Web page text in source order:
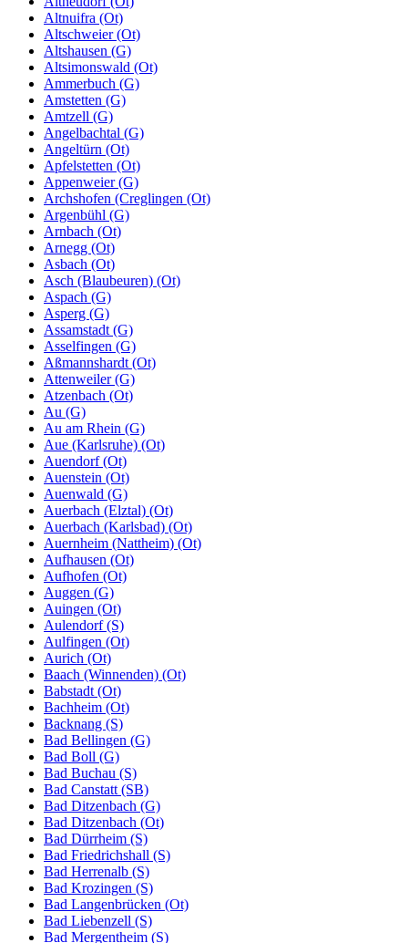
Altnuifra (Ot)
Altschweier (Ot)
Altshausen (G)
Altsimonswald (Ot)
Ammerbuch (G)
Amstetten (G)
Amtzell (G)
Angelbachtal (G)
Angeltürn (Ot)
Apfelstetten (Ot)
Appenweier (G)
Archshofen (Creglingen (Ot)
Argenbühl (G)
Arnbach (Ot)
Arnegg (Ot)
Asbach (Ot)
Asch (Blaubeuren) (Ot)
Aspach (G)
Asperg (G)
Assamstadt (G)
Asselfingen (G)
Aßmannshardt (Ot)
Attenweiler (G)
Atzenbach (Ot)
Au (G)
Au am Rhein (G)
Aue (Karlsruhe) (Ot)
Auendorf (Ot)
Auenstein (Ot)
Auenwald (G)
Auerbach (Elztal) (Ot)
Auerbach (Karlsbad) (Ot)
Auernheim (Nattheim) (Ot)
Aufhausen (Ot)
Aufhofen (Ot)
Auggen (G)
Auingen (Ot)
Aulendorf (S)
Aulfingen (Ot)
Aurich (Ot)
Baach (Winnenden) (Ot)
Babstadt (Ot)
Bachheim (Ot)
Backnang (S)
Bad Bellingen (G)
Bad Boll (G)
Bad Buchau (S)
Bad Canstatt (SB)
Bad Ditzenbach (G)
Bad Ditzenbach (Ot)
Bad Dürrheim (S)
Bad Friedrichshall (S)
Bad Herrenalb (S)
Bad Krozingen (S)
Bad Langenbrücken (Ot)
Bad Liebenzell (S)
Bad Mergentheim (S)